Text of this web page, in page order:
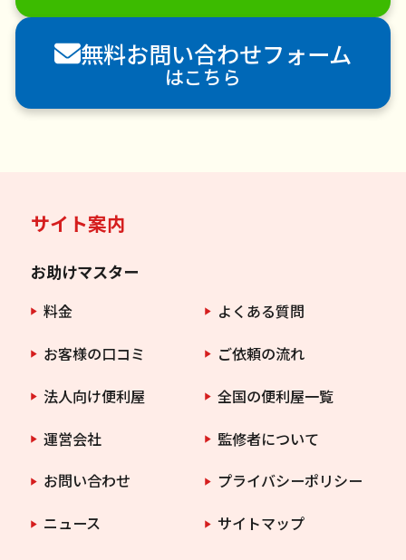
害獣駆除
防草シート施工
ナメクジ駆除
害虫駆除
無料お問い合わせフォーム
はこちら
サイト案内
お助けマスター
料金
よくある質問
お客様の口コミ
ご依頼の流れ
法人向け便利屋
全国の便利屋一覧
運営会社
監修者について
お問い合わせ
プライバシーポリシー
ニュース
サイトマップ